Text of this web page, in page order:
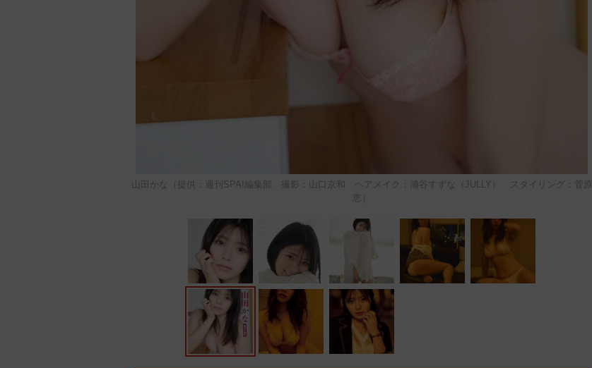
山田かな（提供：週刊SPA!編集部 撮影：山口京和 ヘアメイク：浦谷すずな（JULLY） スタイリング：菅原
恵）